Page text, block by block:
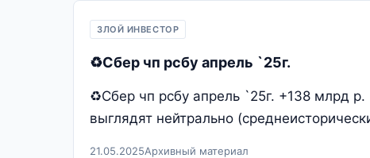
ЗЛОЙ ИНВЕСТОР
♻️Сбер чп рсбу апрель `25г.
♻️Сбер чп рсбу апрель `25г. +138 млрд
выглядят нейтрально
21.05.2025Архивный материал